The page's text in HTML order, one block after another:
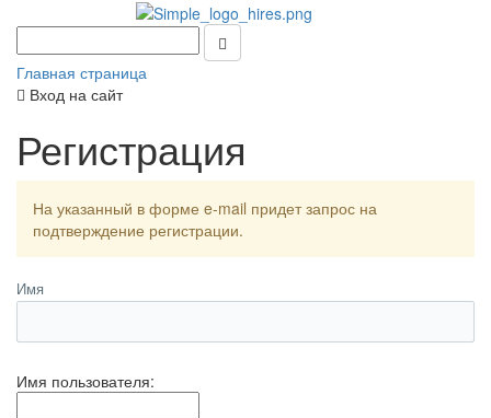
Главная страница
Вход на сайт
Регистрация
На указанный в форме e-mail придет запрос на
подтверждение регистрации.
Имя
Имя пользователя: